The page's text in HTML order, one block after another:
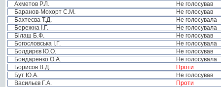
Ахметов Р.Л.
Не голосував
Баранов-Мохорт С.М.
Не голосував
Бахтеєва Т.Д.
Не голосувала
Бережна І.Г.
Не голосувала
Білаш Б.Ф.
Не голосував
Богословська І.Г.
Не голосувала
Болдирєв Ю.О.
Не голосував
Бондаренко О.А.
Не голосувала
Борисов В.Д.
Проти
Бут Ю.А.
Не голосував
Васильєв Г.А.
Проти